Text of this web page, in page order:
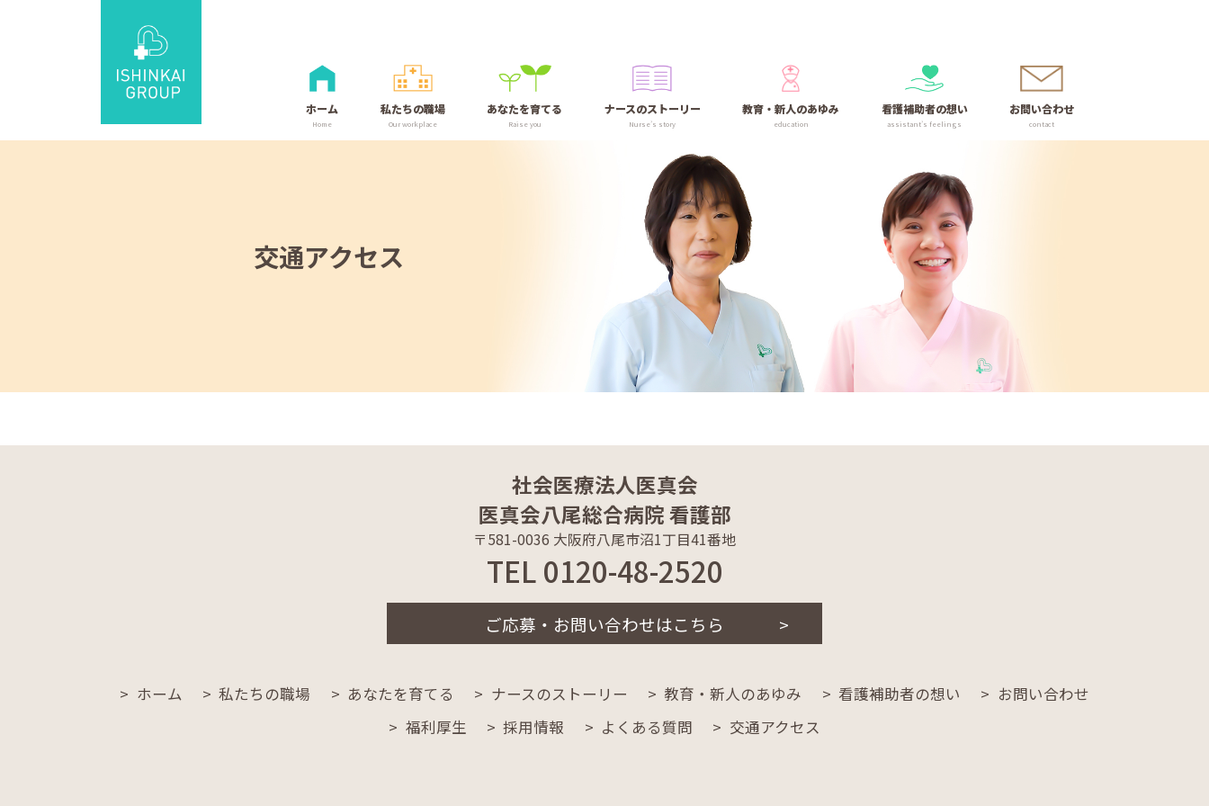
Home
ホーム
Our workplace
私たちの職場
Raise you
あなたを育てる
Nurse’s story
ナースのストーリー
education
教育・新人のあゆみ
assistant’s feelings
看護補助者の想い
contact
お問い合わせ
交通アクセス
社会医療法人医真会
医真会八尾総合病院 看護部
〒581-0036 大阪府八尾市沼1丁目41番地
TEL 0120-48-2520
ご応募・お問い合わせはこちら
ホーム 私たちの職場 あなたを育てる ナースのストーリー 教育・新人のあゆみ 看護補助者の想い
お問い合わせ
福利厚生
採用情報 よくある質問 交通アクセス